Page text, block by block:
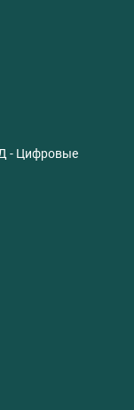
- Цифровые